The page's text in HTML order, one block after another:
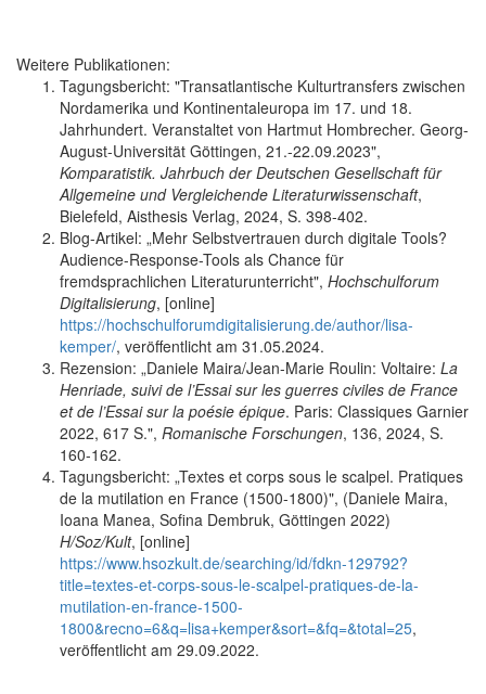
Weitere Publikationen:
Tagungsbericht: "Transatlantische Kulturtransfers zwischen
Nordamerika und Kontinentaleuropa im 17. und 18.
Jahrhundert. Veranstaltet von Hartmut Hombrecher. Georg-
August-Universität Göttingen, 21.-22.09.2023",
Komparatistik. Jahrbuch der Deutschen Gesellschaft für
Allgemeine und Vergleichende Literaturwissenschaft,
Bielefeld, Aisthesis Verlag, 2024, S. 398-402.
Blog-Artikel: „Mehr Selbstvertrauen durch digitale Tools?
Audience-Response-Tools als Chance für
fremdsprachlichen Literaturunterricht", Hochschulforum
Digitalisierung, [online]
https://hochschulforumdigitalisierung.de/author/lisa-
kemper/, veröffentlicht am 31.05.2024.
Rezension: „Daniele Maira/Jean-Marie Roulin: Voltaire: La
Henriade, suivi de l’Essai sur les guerres civiles de France
et de l’Essai sur la poésie épique. Paris: Classiques Garnier
2022, 617 S.", Romanische Forschungen, 136, 2024, S.
160-162.
Tagungsbericht: „Textes et corps sous le scalpel. Pratiques
de la mutilation en France (1500-1800)", (Daniele Maira,
Ioana Manea, Sofina Dembruk, Göttingen 2022)
H/Soz/Kult, [online]
https://www.hsozkult.de/searching/id/fdkn-129792?
title=textes-et-corps-sous-le-scalpel-pratiques-de-la-
mutilation-en-france-1500-
1800&recno=6&q=lisa+kemper&sort=&fq=&total=25,
veröffentlicht am 29.09.2022.